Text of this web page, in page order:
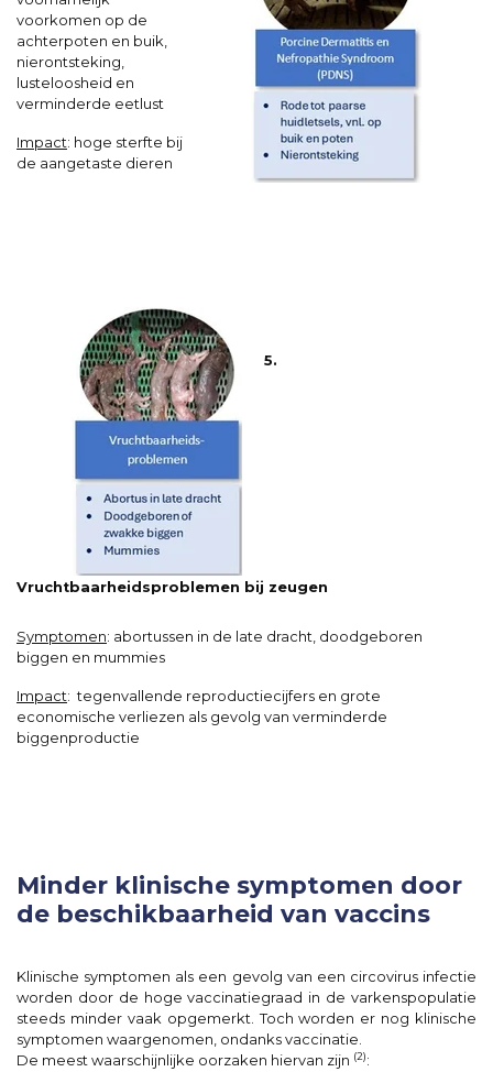
voorkomen op de
achterpoten en buik,
nierontsteking,
lusteloosheid en
verminderde eetlust
Impact: hoge sterfte bij
de aangetaste dieren
5.
Vruchtbaarheidsproblemen bij zeugen
Symptomen: abortussen in de late dracht, doodgeboren
biggen en mummies
Impact:tegenvallende reproductiecijfers en grote
economische verliezen als gevolg van verminderde
biggenproductie
Minder klinische symptomen door
de beschikbaarheid van vaccins
Klinische symptomen als een gevolg van een circovirus infectie
worden door de hoge vaccinatiegraad in de varkenspopulatie
steeds minder vaak opgemerkt. Toch worden er nog klinische
symptomen waargenomen, ondanks vaccinatie.
De meest waarschijnlijke oorzaken hiervan zijn (2):